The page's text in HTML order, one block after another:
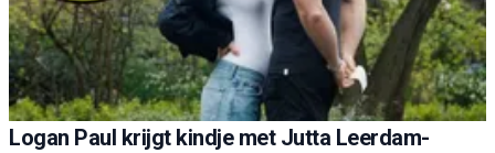
Logan Paul krijgt kindje met Jutta Leerdam-